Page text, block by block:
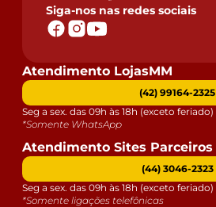
Siga-nos nas redes sociais
Atendimento LojasMM
(42) 99164-2325
Seg a sex. das 09h às 18h (exceto feriado)
*Somente WhatsApp
Atendimento Sites Parceiros
(44) 3046-2323
Seg a sex. das 09h às 18h (exceto feriado)
*Somente ligações telefônicas